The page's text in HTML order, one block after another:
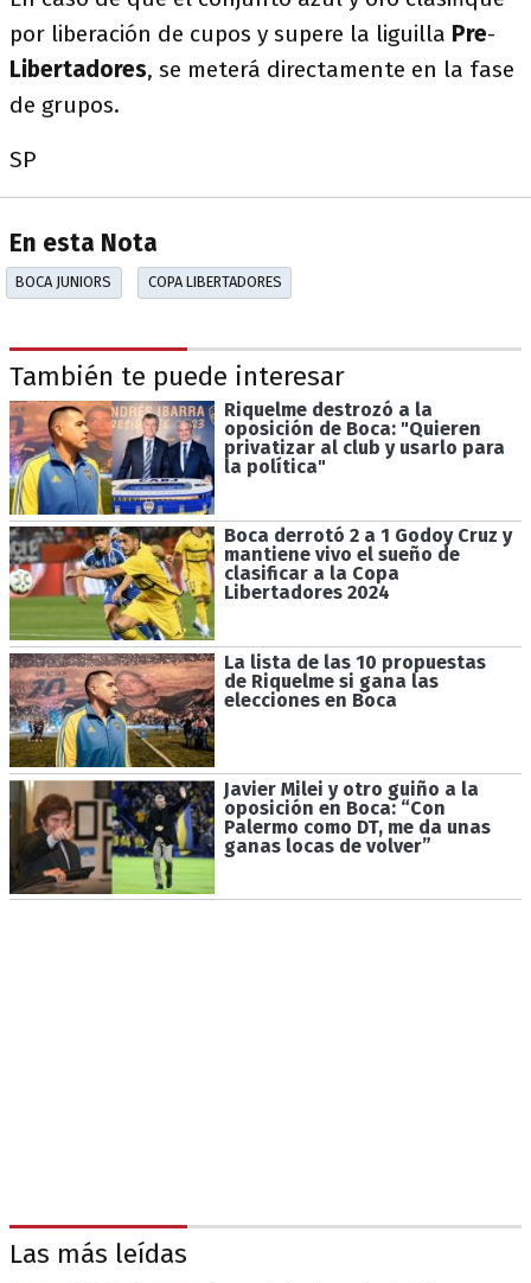
por liberación de cupos y supere la liguilla Pre-
Libertadores, se meterá directamente en la fase
de grupos.
SP
En esta Nota
BOCA JUNIORS COPA LIBERTADORES
También te puede interesar
Riquelme destrozó a la
oposición de Boca: "Quieren
privatizar al club y usarlo para
la política"
Boca derrotó 2 a 1 Godoy Cruz y
mantiene vivo el sueño de
clasificar a la Copa
Libertadores 2024
La lista de las 10 propuestas
de Riquelme si gana las
elecciones en Boca
Javier Milei y otro guiño a la
oposición en Boca: “Con
Palermo como DT, me da unas
ganas locas de volver”
Las más leídas